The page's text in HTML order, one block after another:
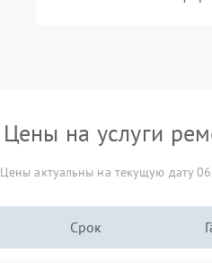
Цены на услуги
Цены актуальны на текущую дату
Срок